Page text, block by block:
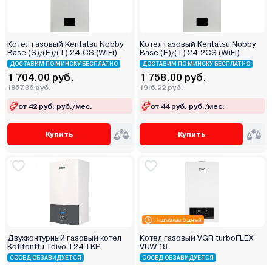
Котел газовый Kentatsu Nobby
Base (S)/(E)/(T) 24-CS (WiFi)
ДОСТАВИМ ПО МИНСКУ БЕСПЛАТНО
1 704.00 руб.
1857.36 руб.
от 42 руб. руб./мес.
Купить
Котел газовый Kentatsu Nobby
Base (E)/(T) 24-2CS (WiFi)
ДОСТАВИМ ПО МИНСКУ БЕСПЛАТНО
1 758.00 руб.
1916.22 руб.
от 44 руб. руб./мес.
Купить
Двухконтурный газовый котел
Kotitonttu Toivo T24 TKP
СОСЕД ОБЗАВИДУЕТСЯ
Под заказ 5 дней
Котел газовый VGR turboFLEX
VUW 18
СОСЕД ОБЗАВИДУЕТСЯ